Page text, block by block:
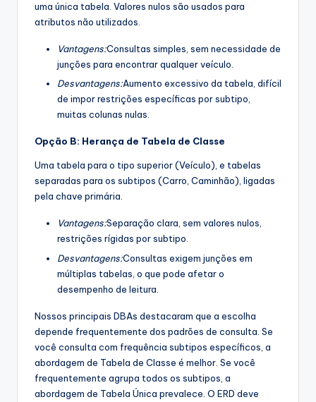
uma única tabela. Valores nulos são usados para
atributos não utilizados.
Vantagens:Consultas simples, sem necessidade de
junções para encontrar qualquer veículo.
Desvantagens:Aumento excessivo da tabela, difícil
de impor restrições específicas por subtipo,
muitas colunas nulas.
Opção B: Herança de Tabela de Classe
Uma tabela para o tipo superior (Veículo), e tabelas
separadas para os subtipos (Carro, Caminhão), ligadas
pela chave primária.
Vantagens:Separação clara, sem valores nulos,
restrições rígidas por subtipo.
Desvantagens:Consultas exigem junções em
múltiplas tabelas, o que pode afetar o
desempenho de leitura.
Nossos principais DBAs destacaram que a escolha
depende frequentemente dos padrões de consulta. Se
você consulta com frequência subtipos específicos, a
abordagem de Tabela de Classe é melhor. Se você
frequentemente agrupa todos os subtipos, a
abordagem de Tabela Única prevalece. O ERD deve